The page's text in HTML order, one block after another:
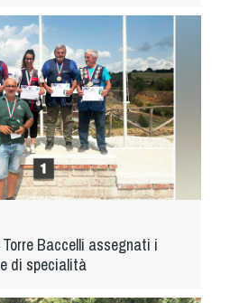
Baccelli assegnati i
di specialità
Formazione
Calendario Manifestazioni
Organi di Giustizia - Dispositivi
Modelli e moduli
Albo Atleti Cinofili
Guida Locandine Ufficiali
English e Training Sporting